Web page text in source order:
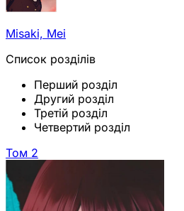
Misaki, Mei
Список розділів
Перший розділ
Другий розділ
Третій розділ
Четвертий розділ
Том 2